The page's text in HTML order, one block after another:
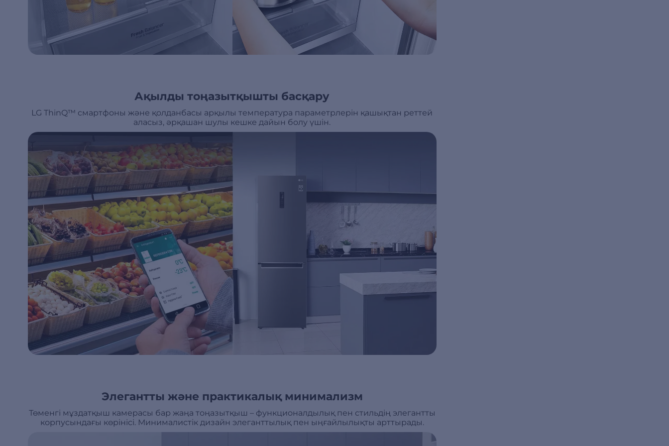
Ақылды тоңазытқышты басқару
LG ThinQ™ смартфоны және қолданбасы арқылы температура параметрлерін қашықтан реттей
аласыз, әрқашан шулы кешке дайын болу үшін.
Элегантты және практикалық минимализм
Төменгі мұздатқыш камерасы бар жаңа тоңазытқыш – функционалдылық пен стильдің элегантты
корпусындағы көрінісі. Минималистік дизайн элеганттылық пен ыңғайлылықты арттырады.